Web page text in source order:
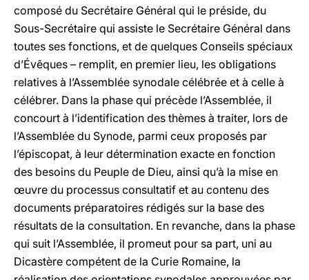
composé du Secrétaire Général qui le préside, du
Sous-Secrétaire qui assiste le Secrétaire Général dans
toutes ses fonctions, et de quelques Conseils spéciaux
d’Évêques – remplit, en premier lieu, les obligations
relatives à l’Assemblée synodale célébrée et à celle à
célébrer. Dans la phase qui précède l’Assemblée, il
concourt à l’identification des thèmes à traiter, lors de
l’Assemblée du Synode, parmi ceux proposés par
l’épiscopat, à leur détermination exacte en fonction
des besoins du Peuple de Dieu, ainsi qu’à la mise en
œuvre du processus consultatif et au contenu des
documents préparatoires rédigés sur la base des
résultats de la consultation. En revanche, dans la phase
qui suit l’Assemblée, il promeut pour sa part, uni au
Dicastère compétent de la Curie Romaine, la